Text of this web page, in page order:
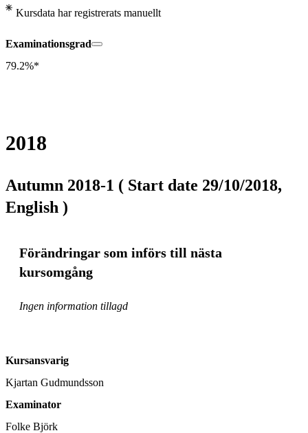
Kursdata har registrerats manuellt
Examinationsgrad
79.2%*
2018
Autumn 2018-1 ( Start date 29/10/2018,
English )
Förändringar som införs till nästa
kursomgång
Ingen information tillagd
Kursansvarig
Kjartan Gudmundsson
Examinator
Folke Björk